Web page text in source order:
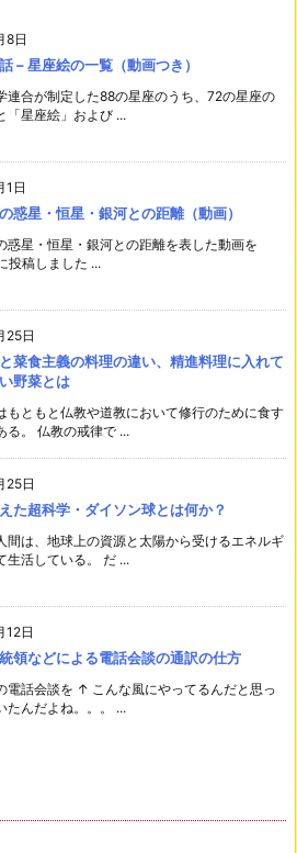
8日
– 星座絵の一覧（動画つき）
連合が制定した88の星座のうち、72の星座の
「星座絵」および ...
1日
惑星・恒星・銀河との距離（動画）
惑星・恒星・銀河との距離を表した動画を
投稿しました ...
25日
菜食主義の料理の違い、精進料理に入れて
野菜とは
もともと仏教や道教において修行のために食す
る。 仏教の戒律で ...
25日
た超科学・ダイソン球とは何か？
間は、地球上の資源と太陽から受けるエネルギ
生活している。 だ ...
12日
領などによる電話会談の通訳の仕方
電話会談を ↑ こんな風にやってるんだと思っ
たんだよね。。。 ...